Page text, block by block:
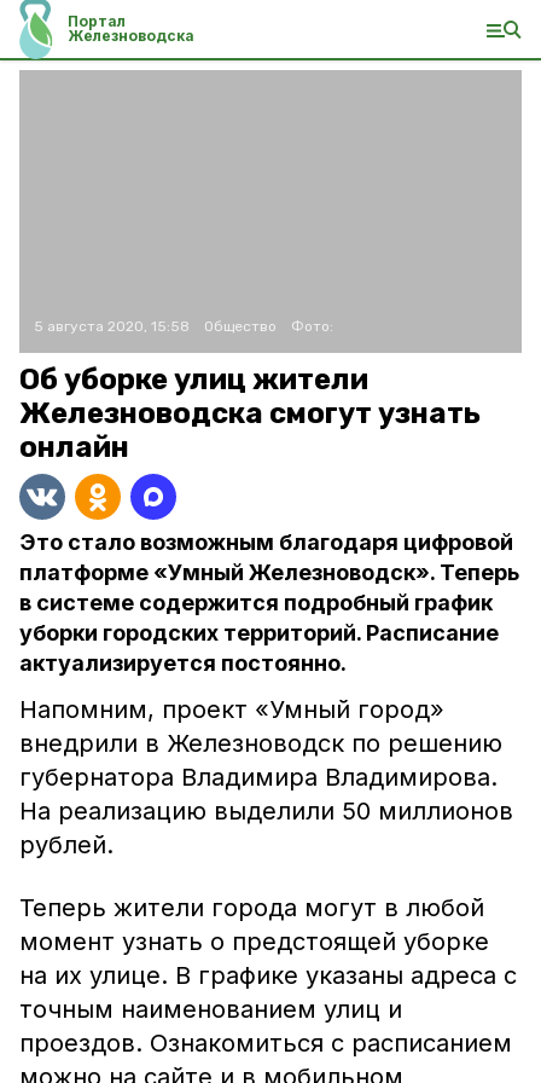
Портал
Железноводска
5 августа 2020, 15:58 Общество Фото:
Об уборке улиц жители
Железноводска смогут узнать
онлайн
Это стало возможным благодаря цифровой
платформе «Умный Железноводск». Теперь
в системе содержится подробный график
уборки городских территорий. Расписание
актуализируется постоянно.
Напомним, проект «Умный город»
внедрили в Железноводск по решению
губернатора Владимира Владимирова.
На реализацию выделили 50 миллионов
рублей.
Теперь жители города могут в любой
момент узнать о предстоящей уборке
на их улице. В графике указаны адреса с
точным наименованием улиц и
проездов. Ознакомиться с расписанием
можно на сайте и в мобильном